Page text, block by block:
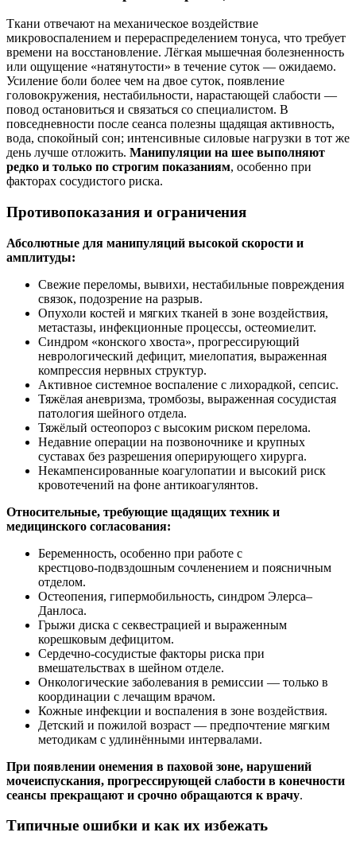
Ткани отвечают на механическое воздействие
микровоспалением и перераспределением тонуса, что требует
времени на восстановление. Лёгкая мышечная болезненность
или ощущение «натянутости» в течение суток — ожидаемо.
Усиление боли более чем на двое суток, появление
головокружения, нестабильности, нарастающей слабости —
повод остановиться и связаться со специалистом. В
повседневности после сеанса полезны щадящая активность,
вода, спокойный сон; интенсивные силовые нагрузки в тот же
день лучше отложить. Манипуляции на шее выполняют
редко и только по строгим показаниям, особенно при
факторах сосудистого риска.
Противопоказания и ограничения
Абсолютные для манипуляций высокой скорости и
амплитуды:
Свежие переломы, вывихи, нестабильные повреждения
связок, подозрение на разрыв.
Опухоли костей и мягких тканей в зоне воздействия,
метастазы, инфекционные процессы, остеомиелит.
Синдром «конского хвоста», прогрессирующий
неврологический дефицит, миелопатия, выраженная
компрессия нервных структур.
Активное системное воспаление с лихорадкой, сепсис.
Тяжёлая аневризма, тромбозы, выраженная сосудистая
патология шейного отдела.
Тяжёлый остеопороз с высоким риском перелома.
Недавние операции на позвоночнике и крупных
суставах без разрешения оперирующего хирурга.
Некампенсированные коагулопатии и высокий риск
кровотечений на фоне антикоагулянтов.
Относительные, требующие щадящих техник и
медицинского согласования:
Беременность, особенно при работе с
крестцово‑подвздошным сочленением и поясничным
отделом.
Остеопения, гипермобильность, синдром Элерса–
Данлоса.
Грыжи диска с секвестрацией и выраженным
корешковым дефицитом.
Сердечно‑сосудистые факторы риска при
вмешательствах в шейном отделе.
Онкологические заболевания в ремиссии — только в
координации с лечащим врачом.
Кожные инфекции и воспаления в зоне воздействия.
Детский и пожилой возраст — предпочтение мягким
методикам с удлинёнными интервалами.
При появлении онемения в паховой зоне, нарушений
мочеиспускания, прогрессирующей слабости в конечности
сеансы прекращают и срочно обращаются к врачу.
Типичные ошибки и как их избежать